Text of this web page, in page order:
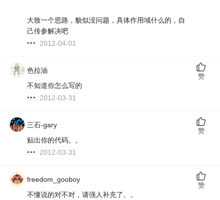
大致一个思路，貌似没问题，具体作用域什么的，自
己传参解决吧
2012-04-01
色拉油
不知道你怎么写的
2012-03-31
赞
三石-gary
贴出你的代码。。
2012-03-31
赞
freedom_gooboy
不懂说的对不对，请强人补充了。。
赞